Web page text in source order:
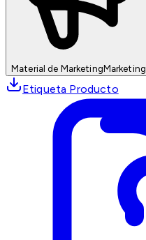
Material de MarketingMarketing
Etiqueta Producto